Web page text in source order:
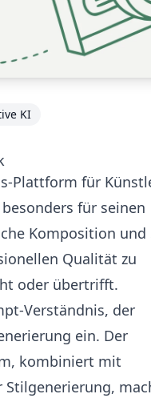
KI
Plattform für
für seinen
Komposition und
Qualität zu
oder übertrifft.
Verständnis, der
ein. Der
kombiniert mit